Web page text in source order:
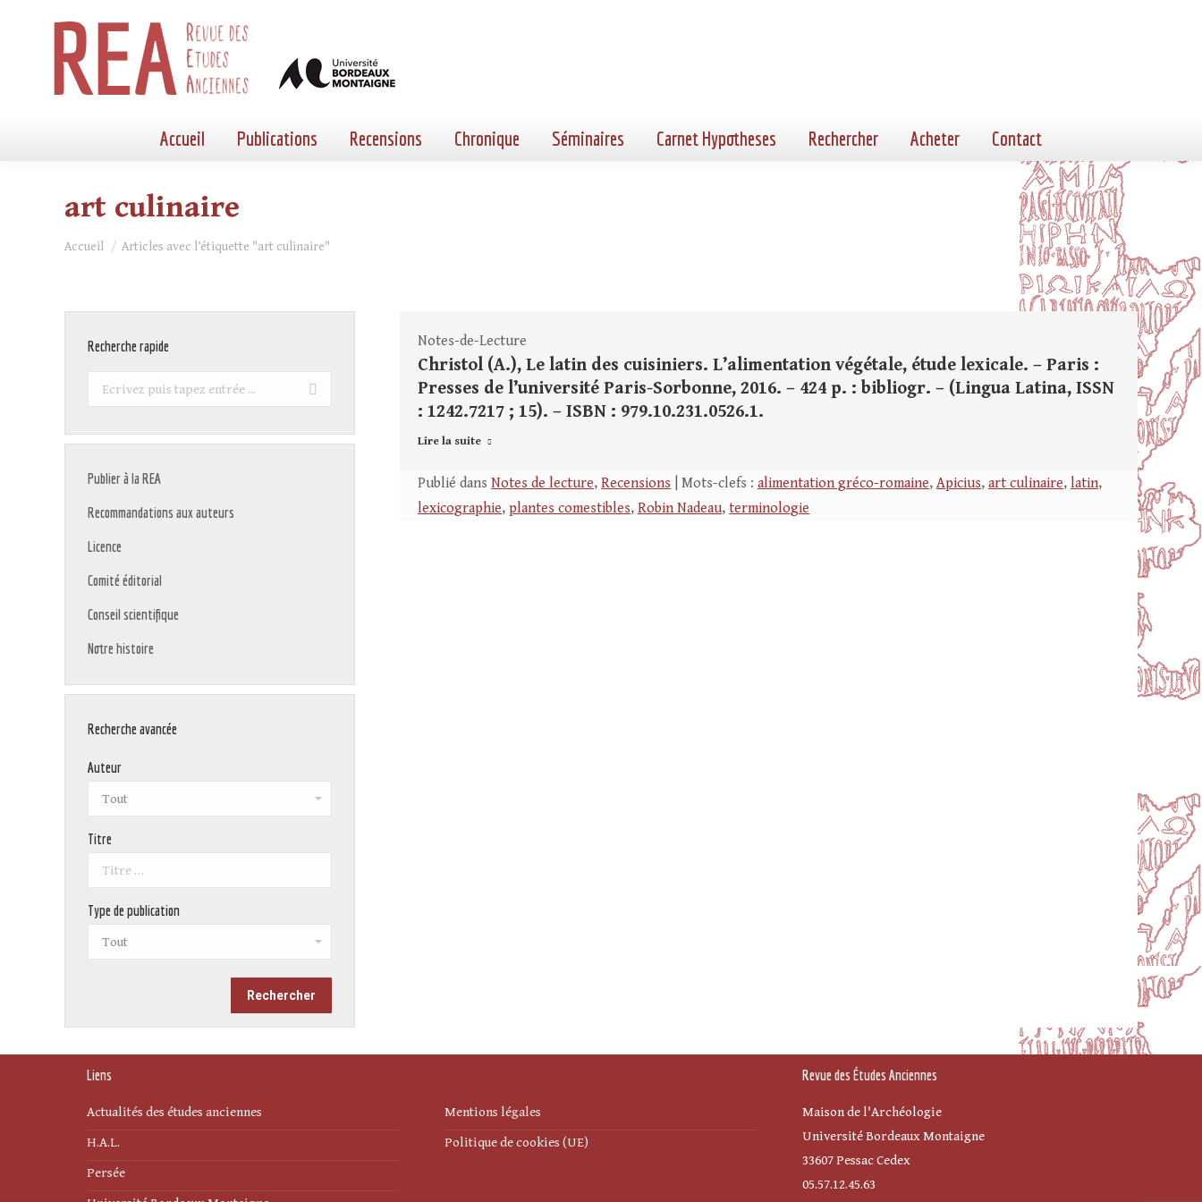
Accueil Publications Recensions Chronique Séminaires Carnet Hypotheses Rechercher Acheter Contact
art culinaire
Vous êtes ici :
Accueil Articles avec l’étiquette "art culinaire"
Notes-de-Lecture
Christol (A.), Le latin des cuisiniers. L’alimentation végétale, étude lexicale. – Paris :
Presses de l’université Paris-Sorbonne, 2016. – 424 p. : bibliogr. – (Lingua Latina, ISSN
: 1242.7217 ; 15). – ISBN : 979.10.231.0526.1.
Lire la suite
Publié dans Notes de lecture, Recensions | Mots-clefs : alimentation gréco-romaine, Apicius, art culinaire, latin,
lexicographie, plantes comestibles, Robin Nadeau, terminologie
Recherche rapide
Recherche
Publier à la REA
Recommandations aux auteurs
Licence
Comité éditorial
Conseil scientifique
Notre histoire
Recherche avancée
Auteur
Titre
Type de publication
Liens
Actualités des études anciennes
H.A.L.
Persée
Mentions légales
Politique de cookies (UE)
Revue des Études Anciennes
Maison de l'Archéologie
Université Bordeaux Montaigne
33607 Pessac Cedex
05.57.12.45.63